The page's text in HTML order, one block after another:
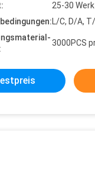
25-30
L/C, D/A,
3000PCS